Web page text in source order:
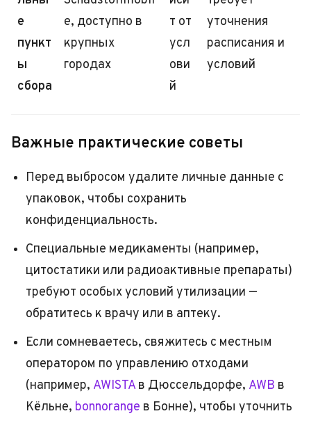
е
пункт
ы
сбора
e, доступно в
крупных
городах
т от
усл
ови
й
уточнения
расписания и
условий
Важные практические советы
Перед выбросом удалите личные данные с
упаковок, чтобы сохранить
конфиденциальность.
Специальные медикаменты (например,
цитостатики или радиоактивные препараты)
требуют особых условий утилизации —
обратитесь к врачу или в аптеку.
Если сомневаетесь, свяжитесь с местным
оператором по управлению отходами
(например, AWISTAв Дюссельдорфе, AWB в
Кёльне, bonnorange в Бонне), чтобы уточнить